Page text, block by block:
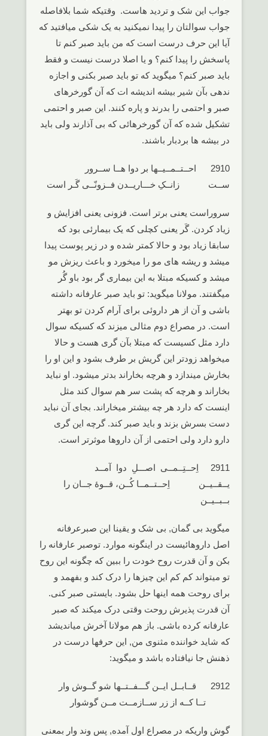
جواب این شک و تردید هاست. وقتیکه شما بلافاصله
جواب سوالتان را پیدا نمیکنید به یک شکی میافتید که
آیا این حرف درست است که من باید صبر کنم تا
پاسخش را پیدا کنم؟ و یا اصلا درست نیست و فقط
باید صبر کنم؟ میگوید که تو باید صبر بکنی و اجازه
ندهی بآن شیر بیشه اندیشه ات که آن گورخرهای
صبر و احتمی را بدرند و پاره کنند. این صبر و احتمی
تشکیل شده که آن گورخرهائی که بی آذارند ولی باید
در بیشه ها بردبار باشند.
2910 احــتــمــیــها بر دوا هــا ســرور
ســت زانــکِ خـــاریــدن فــزونّــی گَـر است
سروراست یعنی برتر است. فزونی یعنی افزایش و
زیاد کردن. گَر یعنی کچلی که یک بیمارئی بود که
سابقا زیاد بود و حالا کمتر شده و در زیر پوست پیدا
میشد و ریشه های مو را میخورد و باعث ریزش مو
میشد و کسیکه مبتلا به این بیماری گر بود باو گُر
میگفتند. مولانا میگوید: تو باید صبر عارفانه داشته
باشی و آن از هر داروئی برای آرام کردن تو بهتر
است. در مصراع دوم مثالی میزند که کسیکه سوال
دارد مثل کسیست که مبتلا بآن گری هست و حالا
میخواهد زودتر این گریش بر طرف بشود و این او را
بخارش میندازد و هرچه بخاراند بدتر میشود. او نباید
بخاراند و هرچه که پشت سر هم سوال کند مثل
اینست که دارد هر چه بیشتر میخاراند. بجای آن نباید
دست بسرش بزند و باید صبر کند. گرچه این گری
دارو دارد ولی احتمی از آن داروها موثرتر است.
2911 اِحــتِــمــی اصـــلِ دوا آمــد
یــقــیــن اِحــتــمــا کُــن، قــوۀ جــان را
بــبــیــن
میگوید بی گمان, بی شک و یقینا این صبرعرفانه
اصل داروهائیست در اینگونه موارد. توصبر عارفانه را
بکن و آن قدرت روح خودت را ببین که چگونه این روح
تو میتواند کم کم این چیزها را درک کند و بفهمد و
برای روحت همه اینها حل بشود. بایستی صبر کنی.
آن قدرت پذیرش روحت وقتی درک میکند که صبر
عارفانه کرده باشی. باز هم مولانا آخرش میاندیشد
که شاید خواننده مثنوی من, این حرفها درست در
ذهنش جا نیافتاده باشد و میگوید:
2912 قــابــل ایــن گـــفــتــها شو گــوش وار
تــا کــه از زر ســازمــت مــن گوشوار
گوش واریکه در مصراع اول آمده, پس وند وار بمعنی